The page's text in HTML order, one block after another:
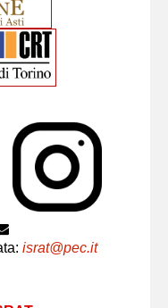
israt@pec.it